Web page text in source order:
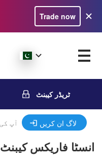
Trade now
ٹریڈر کیبنٹ
آپ لاگ ان کریں
انسٹا فاریکس کیبنٹ